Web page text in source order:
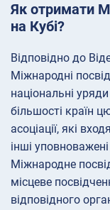
Як отримати
на Кубі?
Відповідно до
Міжнародні
національні
більшості країн
асоціації, які
інші
Міжнародне
місцеве
відповідного